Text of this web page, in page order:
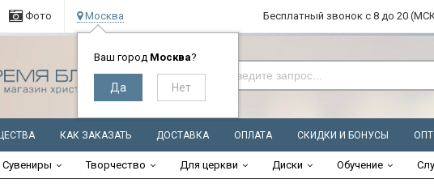
Фото Москва
Ваш город Москва?
Бесплатный звонок с 8 до 20
КАК ЗАКАЗАТЬ ДОСТАВКА ОПЛАТА СКИДКИ И БОНУСЫ
Сувениры Творчество Для церкви Диски Обучение